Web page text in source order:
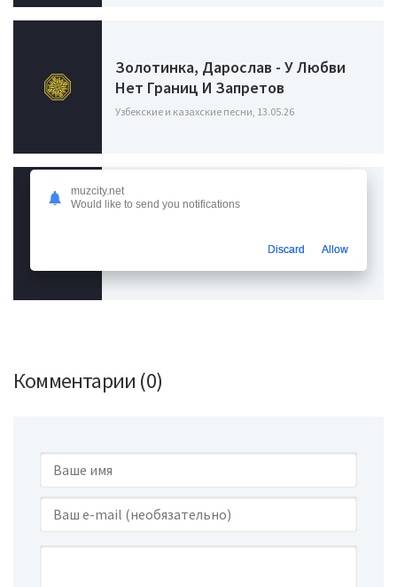
Золотинка, Дарослав - У Любви
Нет Границ И Запретов
Узбекские и казахские песни, 13.05.26
Узбекские и казахские песни, 05.05.26
Комментарии (0)
muzcity.net
Would like to send you notifications
Discard Allow